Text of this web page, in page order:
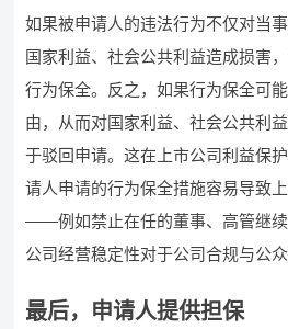
如果被申请人的违法行为不仅对当
国家利益、社会公共利益造成损害
行为保全。反之，如果行为保全可
由，从而对国家利益、社会公共利
于驳回申请。这在上市公司利益保
请人申请的行为保全措施容易导致
——例如禁止在任的董事、高管继
公司经营稳定性对于公司合规与公
最后，申请人提供担保